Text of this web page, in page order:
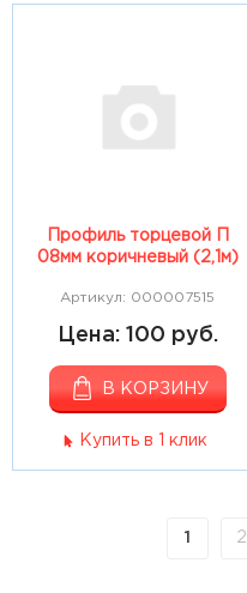
Профиль торцевой П
08мм коричневый (2,1м)
Артикул: 000007515
Цена: 100 руб.
В КОРЗИНУ
Купить в 1 клик
1 2